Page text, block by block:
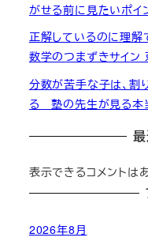
がせる前に見たいポ
正解しているのに理解
数学のつまずきサイ
分数が苦手な子は、割
る 塾の先生が見る
表示できるコメントは
2026年8月